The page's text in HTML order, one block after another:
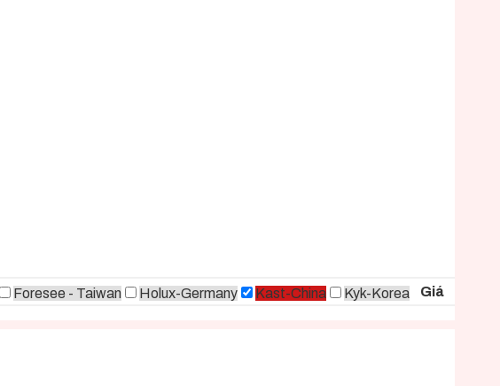
Foresee - Taiwan Holux-Germany Kast-China
Kyk-Korea
Giá